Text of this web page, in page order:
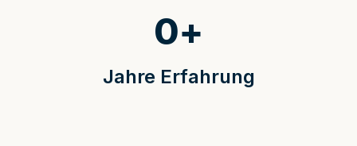
Jahre Erfahrung
0+